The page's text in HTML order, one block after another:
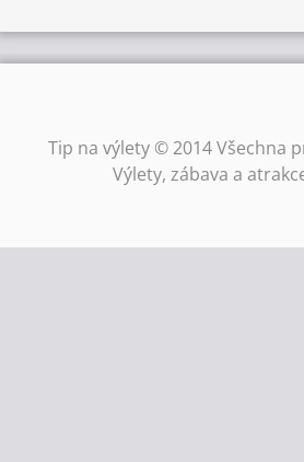
Tip na výlety © 2014 Všechna
Výlety, zábava a